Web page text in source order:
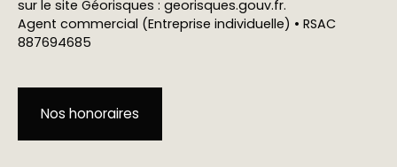
sur le site Géorisques : georisques.gouv.fr.
Agent commercial (Entreprise individuelle) • RSAC
887694685
Nos honoraires